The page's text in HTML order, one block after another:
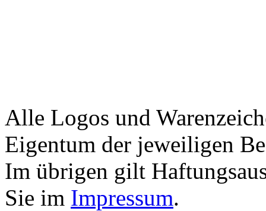
Alle Logos und
Eigentum der jeweiligen
Im übrigen gilt
Sie im Impressum.